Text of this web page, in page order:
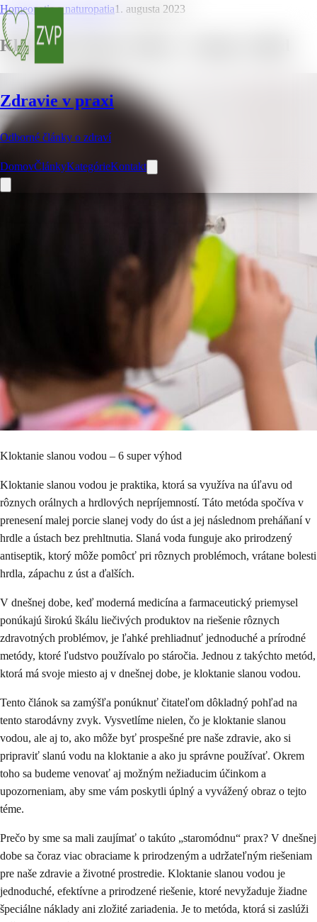
Zdravie v praxi
Odborné články o zdraví
DomovČlánkyKategórieKontakt
Homeopatia a naturopatia1. augusta 2023
Kloktanie slanou vodou – 6 super výhod
Kloktanie slanou vodou – 6 super výhod
Kloktanie slanou vodou je praktika, ktorá sa využíva na úľavu od
rôznych orálnych a hrdlových nepríjemností. Táto metóda spočíva v
prenesení malej porcie slanej vody do úst a jej následnom preháňaní v
hrdle a ústach bez prehltnutia. Slaná voda funguje ako prirodzený
antiseptik, ktorý môže pomôcť pri rôznych problémoch, vrátane bolesti
hrdla, zápachu z úst a ďalších.
V dnešnej dobe, keď moderná medicína a farmaceutický priemysel
ponúkajú širokú škálu liečivých produktov na riešenie rôznych
zdravotných problémov, je ľahké prehliadnuť jednoduché a prírodné
metódy, ktoré ľudstvo používalo po stáročia. Jednou z takýchto metód,
ktorá má svoje miesto aj v dnešnej dobe, je kloktanie slanou vodou.
Tento článok sa zamýšľa ponúknuť čitateľom dôkladný pohľad na
tento starodávny zvyk. Vysvetlíme nielen, čo je kloktanie slanou
vodou, ale aj to, ako môže byť prospešné pre naše zdravie, ako si
pripraviť slanú vodu na kloktanie a ako ju správne používať. Okrem
toho sa budeme venovať aj možným nežiaducim účinkom a
upozorneniam, aby sme vám poskytli úplný a vyvážený obraz o tejto
téme.
Prečo by sme sa mali zaujímať o takúto „staromódnu“ prax? V dnešnej
dobe sa čoraz viac obraciame k prirodzeným a udržateľným riešeniam
pre naše zdravie a životné prostredie. Kloktanie slanou vodou je
jednoduché, efektívne a prirodzené riešenie, ktoré nevyžaduje žiadne
špeciálne náklady ani zložité zariadenia. Je to metóda, ktorá si zaslúži